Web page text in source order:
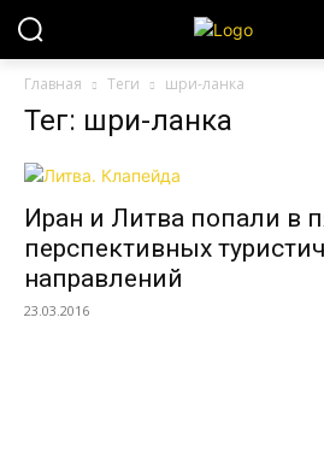
Главная Теги шри-ланка
Тег: шри-ланка
Иран и Литва попали в
перспективных
направлений
23.03.2016